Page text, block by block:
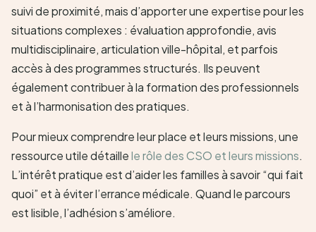
suivi de proximité, mais d’apporter une expertise pour les
situations complexes : évaluation approfondie, avis
multidisciplinaire, articulation ville-hôpital, et parfois
accès à des programmes structurés. Ils peuvent
également contribuer à la formation des professionnels
et à l’harmonisation des pratiques.
Pour mieux comprendre leur place et leurs missions, une
ressource utile détaillele rôle des CSO et leurs missions.
L’intérêt pratique est d’aider les familles à savoir “qui fait
quoi” et à éviter l’errance médicale. Quand le parcours
est lisible, l’adhésion s’améliore.